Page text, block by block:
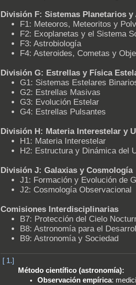
División F: Sistemas Planetarios
F1: Meteoros, Meteoritos y
F2: Exoplanetas y el Sistema
F3: Astrobiología
F4: Asteroides, Cometas y
División G: Estrellas y Física
G1: Sistemas Estelares
G2: Estrellas Masivas
G3: Evolución Estelar
G4: Estrellas Pulsantes
División H: Materia Interestelar y
H1: Materia Interestelar
H2: Estructura y Dinámica del
División J: Galaxias y Cosmología
J1: Formación y Evolución de
J2: Cosmología Observacional
Comisiones Interdisciplinarias
B7: Protección del Cielo
B8: Astronomía para el
B9: Astronomía y Sociedad
[ 1.]
Método científico (astronomía):
Observación empírica: